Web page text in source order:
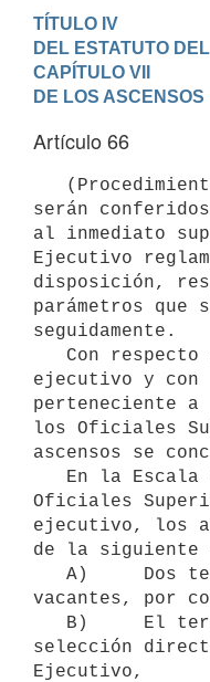
TÍTULO IV
DEL ESTATUTO
CAPÍTULO VII
DE LOS ASCENSOS
Artículo 66
serán
al inmediato
Ejecutivo
disposición,
parámetros que
seguidamente.
ejecutivo y con
perteneciente
los Oficiales
ascensos se
Oficiales
ejecutivo, los
de la siguiente
vacantes, por
selección
Ejecutivo,